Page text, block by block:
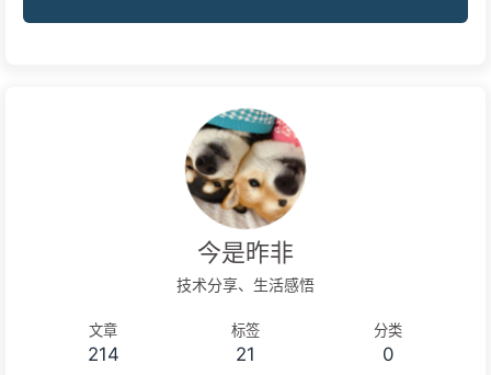
今是昨非
技术分享、生活感悟
文章
214
标签
21
分类
0